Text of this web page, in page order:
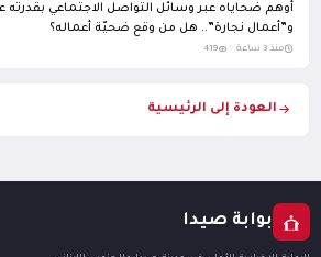
أوهم ضحاياه عبر وسائل التّواصل الاجتماعي
و”أعمال نجارة”.. هل من وقع ضحيّة أعماله؟
منذ 3 ساعة · 419
العودة إلى الرئيسية
بوابة صيدا